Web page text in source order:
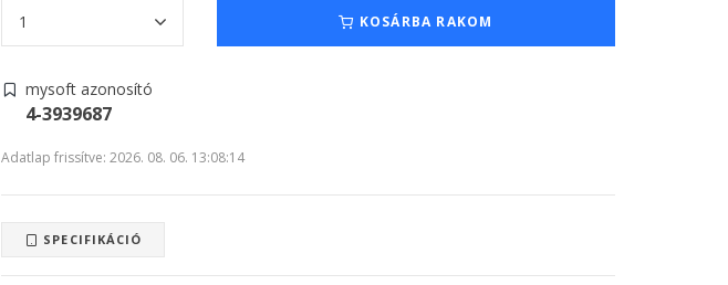
KOSÁRBA RAKOM
mysoft azonosító
4-3939687
Adatlap frissítve: 2026. 08. 06. 13:08:14
SPECIFIKÁCIÓ